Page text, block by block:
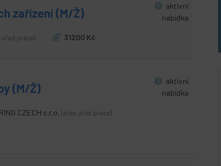
zařízení (M/Ž)
aktivní
nabídka
úřad práce) 31200 Kč
(M/Ž)
aktivní
nabídka
CZECH s.r.o. (přes úřad práce)